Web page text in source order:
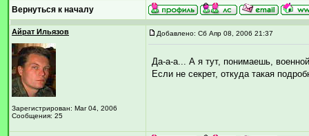
Вернуться к началу
Айрат Ильязов
Зарегистрирован: Mar 04, 2006
Сообщения: 25
Добавлено: Сб Апр 08, 2006 21:37
Да-а-а... А я тут, понимаешь,
Если не секрет, откуда такая